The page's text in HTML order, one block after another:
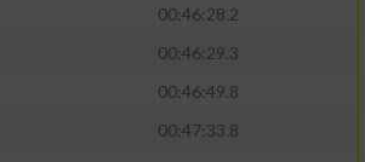
00:46:28.2
00:46:29.3
00:46:49.8
00:47:33.8